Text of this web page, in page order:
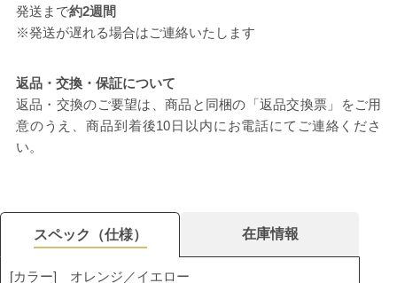
発送まで約2週間
※発送が遅れる場合はご連絡いたします
返品・交換・保証について
返品・交換のご要望は、商品と同梱の「返品交換票」をご用
意のうえ、商品到着後10日以内にお電話にてご連絡くださ
い。
スペック（仕様） 在庫情報
[カラー] オレンジ／イエロー